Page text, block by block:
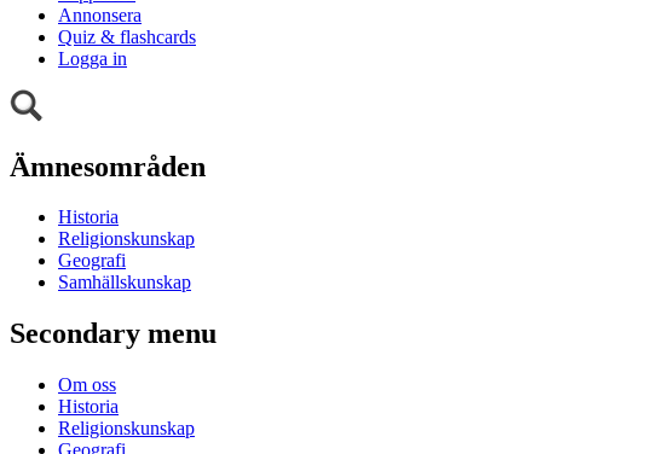
Annonsera
Quiz & flashcards
Logga in
Ämnesområden
Historia
Religionskunskap
Geografi
Samhällskunskap
Secondary menu
Om oss
Historia
Religionskunskap